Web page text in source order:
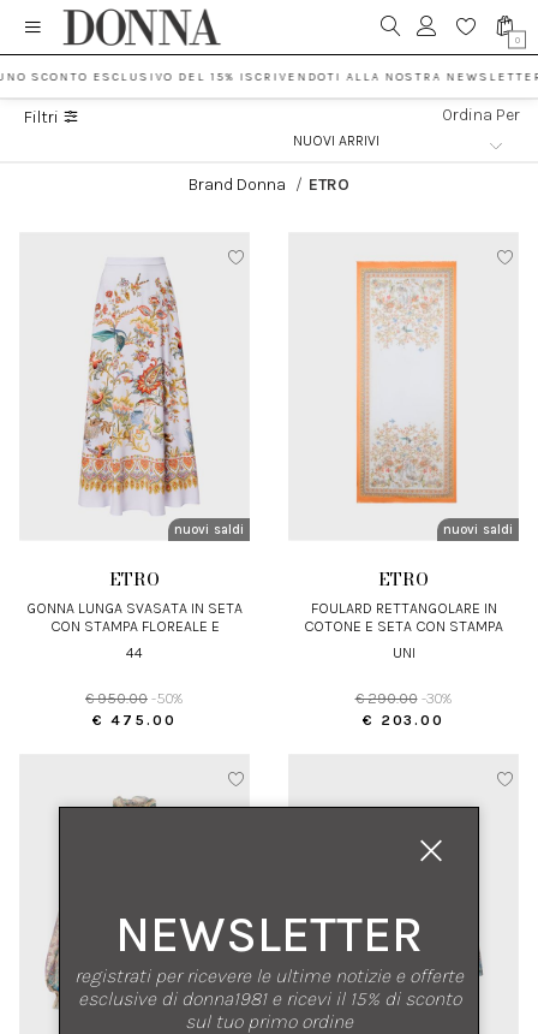
0
SCONTO ESCLUSIVO DEL 15% ISCRIVENDOTI ALLA NOSTRA
Filtri Ordina Per
Brand Donna / ETRO
nuovi arrivi
saldi
ETRO
GONNA LUNGA SVASATA IN SETA
CON STAMPA FLOREALE E
44
€ 950.00 -50%
€ 475.00
nuovi arrivi
saldi
ETRO
FOULARD RETTANGOLARE IN
COTONE E SETA CON STAMPA
UNI
€ 290.00 -30%
€ 203.00
NEWSLETTER
registrati per ricevere le ultime notizie e offerte
esclusive di donna1981 e ricevi il 15% di sconto
sul tuo primo ordine